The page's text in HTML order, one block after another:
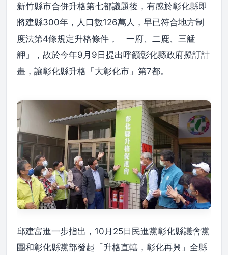
新竹縣市合併升格第七都議題後，有感於彰化縣即
將建縣300年，人口數126萬人，早已符合地方制
度法第4條規定升格條件，「一府、二鹿、三艋
舺」，故於今年9月9日提出呼籲彰化縣政府擬訂計
畫，讓彰化縣升格「大彰化市」第7都。
邱建富進一步指出，10月25日民進黨彰化縣議會黨
團和彰化縣黨部發起「升格直轄，彰化再興」全縣